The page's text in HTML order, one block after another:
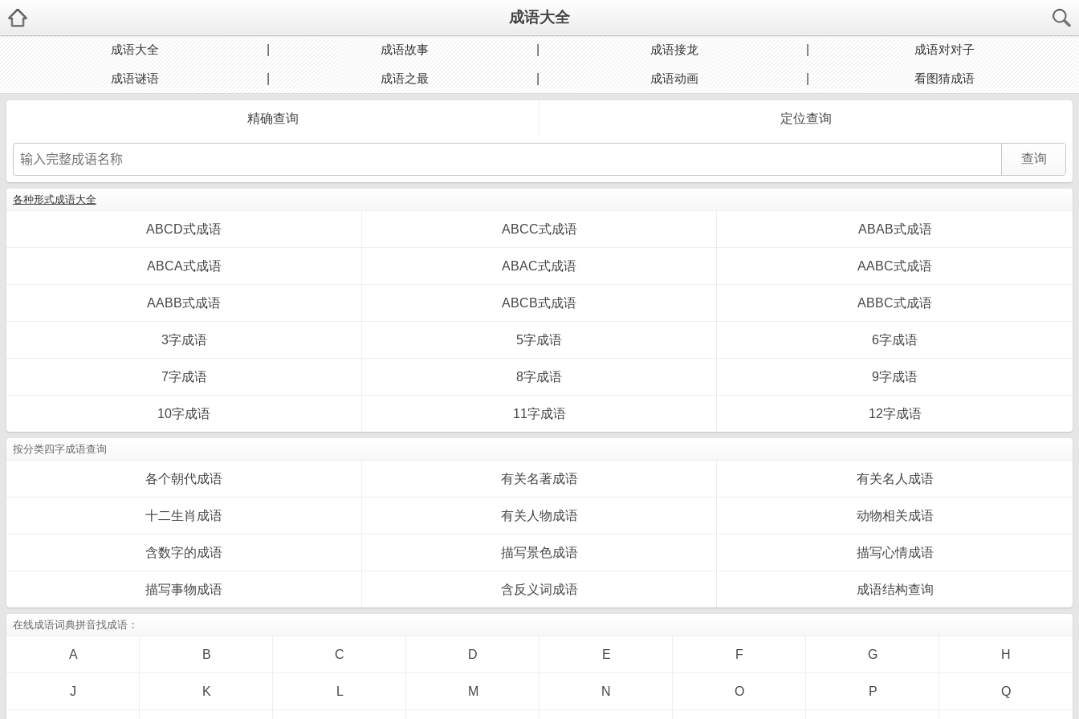
成语大全
成语大全 成语故事 成语接龙 成语对对子
成语谜语 成语之最 成语动画 看图猜成语
精确查询 定位查询
各种形式成语大全
ABCD式成语 ABCC式成语 ABAB式成语
ABCA式成语 ABAC式成语 AABC式成语
AABB式成语 ABCB式成语 ABBC式成语
3字成语 5字成语 6字成语
7字成语 8字成语 9字成语
10字成语 11字成语 12字成语
按分类四字成语查询
各个朝代成语 有关名著成语 有关名人成语
十二生肖成语 有关人物成语 动物相关成语
含数字的成语 描写景色成语 描写心情成语
描写事物成语 含反义词成语 成语结构查询
在线成语词典拼音找成语：
A B C D E F G H
J K L M N O P Q